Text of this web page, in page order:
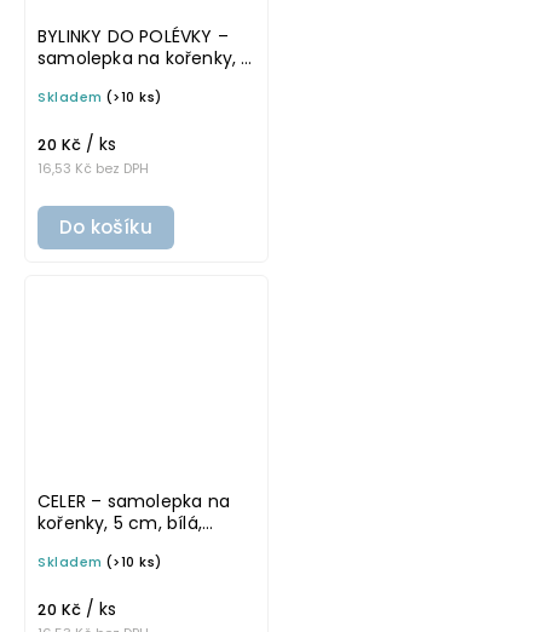
BYLINKY DO POLÉVKY –
samolepka na kořenky, 5
Skladem (>10 ks)
16,53 Kč bez DPH
20 Kč / ks
Do košíku
CELER – samolepka na
kořenky, 5 cm, bílá,
Skladem (>10 ks)
20 Kč / ks